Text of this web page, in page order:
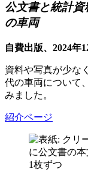
公文書と統計
の車両
自費出版、2024年
資料や写真が少な
代の車両について
みました。
紹介ページ